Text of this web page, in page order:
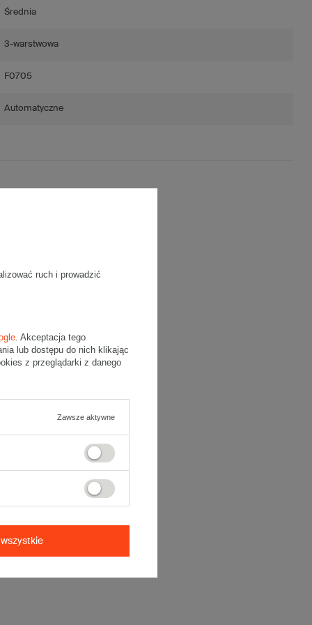
Średnia
3-warstwowa
F0705
Automatyczne
ruch i prowadzić
. Akceptacja tego
lub dostępu do nich klikając
z przeglądarki z danego
Zawsze aktywne